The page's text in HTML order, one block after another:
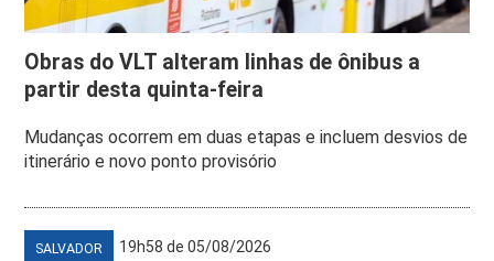
Obras do VLT alteram linhas de ônibus a
partir desta quinta-feira
Mudanças ocorrem em duas etapas e incluem desvios de
itinerário e novo ponto provisório
SALVADOR 19h58 de 05/08/2026